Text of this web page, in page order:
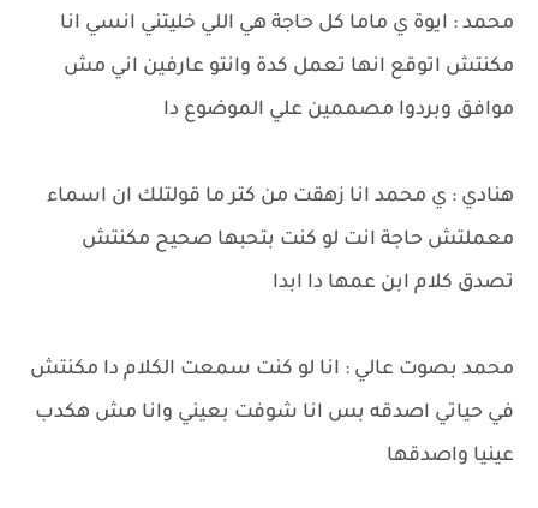
محمد : ايوة ي ماما كل حاجة هي اللي خليتني انسي انا
مكنتش اتوقع انها تعمل كدة وانتو عارفين اني مش
موافق وبردوا مصممين علي الموضوع دا
هنادي : ي محمد انا زهقت من كتر ما قولتلك ان اسماء
معملتش حاجة انت لو كنت بتحبها صحيح مكنتش
تصدق كلام ابن عمها دا ابدا
محمد بصوت عالي : انا لو كنت سمعت الكلام دا مكنتش
في حياتي اصدقه بس انا شوفت بعيني وانا مش هكدب
عينيا واصدقها